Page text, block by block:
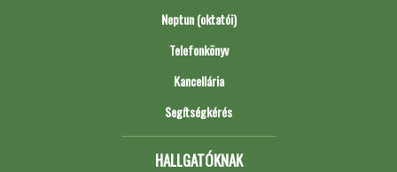
Neptun (oktatói)
Telefonkönyv
Kancellária
Segítségkérés
HALLGATÓKNAK